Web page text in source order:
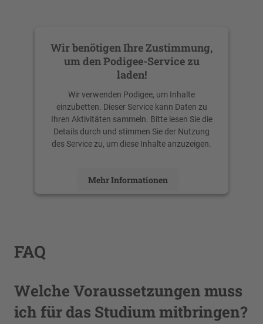
Wir benötigen Ihre Zustimmung,
um den Podigee-Service zu
laden!
Wir verwenden Podigee, um Inhalte
einzubetten. Dieser Service kann Daten zu
Ihren Aktivitäten sammeln. Bitte lesen Sie die
Details durch und stimmen Sie der Nutzung
des Service zu, um diese Inhalte anzuzeigen.
Mehr Informationen
FAQ
Welche Voraussetzungen muss
ich für das Studium mitbringen?